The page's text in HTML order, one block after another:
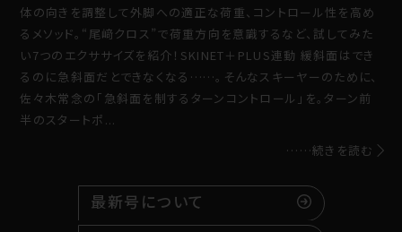
体の向きを調整して外脚への適正な荷重、コントロール性を高め
るメソッド。“尾﨑クロス”で荷重方向を意識するなど、試してみた
い7つのエクササイズを紹介！SKINET＋PLUS連動 緩斜面はでき
るのに急斜面だとできなくなる……。そんなスキーヤーのために、
佐々木常念の「急斜面を制するターンコントロール」を。ターン前
半のスタートポ...
……続きを読む
最新号について